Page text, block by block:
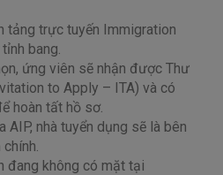
tảng trực tuyến Immigration
bang.
ứng viên sẽ nhận được Thư
to Apply – ITA) và có
hoàn tất hồ sơ.
AIP, nhà tuyển dụng sẽ là bên
đang không có mặt tại